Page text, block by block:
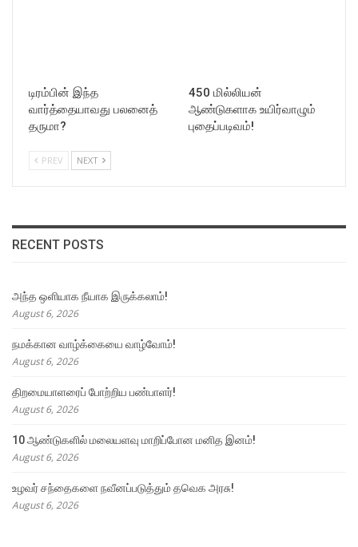
டிரம்பின் இந்த
வார்த்தையாவது பலனைத்
தருமா?
450 மில்லியன்
ஆண்டுகளாக உயிர்வாழும்
புதைப்படிவம்!
PREV NEXT
RECENT POSTS
அந்த ஒளியாக நீயாக இருக்கலாம்!
August 6, 2026
நமக்கான வாழ்க்கையை வாழ்வோம்!
August 6, 2026
திறமையாளரைப் போற்றிய பண்பாளர்!
August 6, 2026
10 ஆண்டுகளில் மலையளவு மாறிப்போன மனித இனம்!
August 6, 2026
உழவர் சந்தைகளை நவீனப்படுத்தும் தவெக அரசு!
August 6, 2026